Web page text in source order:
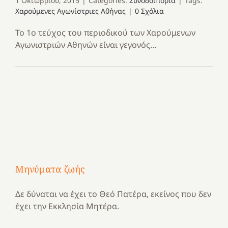
Χαρούμενες Αγωνίστριες Αθήνας | 0 Σχόλια
Το 1ο τεύχος του περιοδικού των Χαρούμενων
Αγωνιστριών Αθηνών είναι γεγονός...
Μηνύματα ζωής
Δε δύναται να έχει το Θεό Πατέρα, εκείνος που δεν
έχει την Εκκλησία Μητέρα.